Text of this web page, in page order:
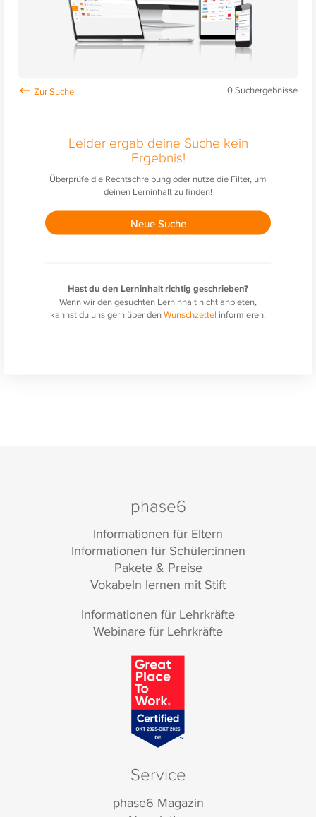
0Suchergebnisse
Leider ergab deine Suche kein
Ergebnis!
Überprüfe die Rechtschreibung oder nutze die Filter, um
deinen Lerninhalt zu finden!
Neue Suche
Hast du den Lerninhalt richtig geschrieben?
Wenn wir den gesuchten Lerninhalt nicht anbieten,
kannst du uns gern über denWunschzettel informieren.
phase6
Informationen für Eltern
Informationen für Schüler:innen
Pakete & Preise
Vokabeln lernen mit Stift
Informationen für Lehrkräfte
Webinare für Lehrkräfte
Service
phase6 Magazin